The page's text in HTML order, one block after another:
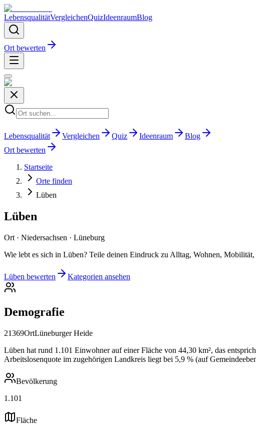
LebensqualitätVergleichenQuizIdeenraumBlog
Ort bewerten
Lebensqualität Vergleichen Quiz Ideenraum
Blog
Ort bewerten
Startseite
Orte finden
Lüben
Lüben
Ort · Niedersachsen · Lüneburg
Wie lebt es sich in Lüben? Teile deinen Eindruck zu Alltag, Wohnen,
Lüben bewerten Kategorien ansehen
Demografie
21369OrtLüneburger Heide
Lüben hat rund 1.101 Einwohner auf einer Fläche von 44,30 km², das
Arbeitslosenquote im zugehörigen Landkreis liegt bei 5,9 % (auf
Bevölkerung
1.101
Fläche